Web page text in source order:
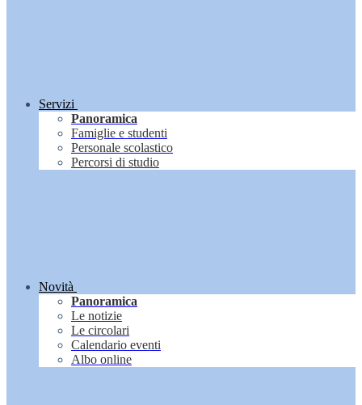
Servizi
Panoramica
Famiglie e studenti
Personale scolastico
Percorsi di studio
Novità
Panoramica
Le notizie
Le circolari
Calendario eventi
Albo online